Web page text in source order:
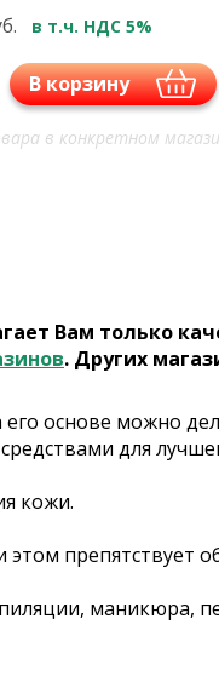
в т.ч. НДС 5%
В корзину
в конкретном
Вам только
. Других
основе можно
для
кожи.
препятствует
маникюра,